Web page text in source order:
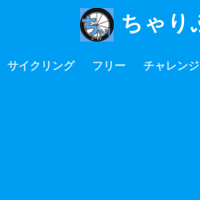
ちゃり
サイクリング フリー チャレンジ